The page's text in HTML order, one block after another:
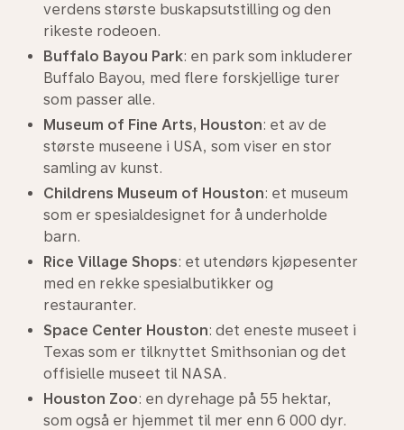
verdens største buskapsutstilling og den
rikeste rodeoen.
Buffalo Bayou Park: en park som inkluderer
Buffalo Bayou, med flere forskjellige turer
som passer alle.
Museum of Fine Arts, Houston: et av de
største museene i USA, som viser en stor
samling av kunst.
Childrens Museum of Houston: et museum
som er spesialdesignet for å underholde
barn.
Rice Village Shops: et utendørs kjøpesenter
med en rekke spesialbutikker og
restauranter.
Space Center Houston: det eneste museet i
Texas som er tilknyttet Smithsonian og det
offisielle museet til NASA.
Houston Zoo: en dyrehage på 55 hektar,
som også er hjemmet til mer enn 6 000 dyr.